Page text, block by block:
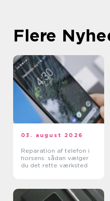
Flere
03. august 2026
Reparation af telefon i
horsens: sådan vælger
du det rette værksted